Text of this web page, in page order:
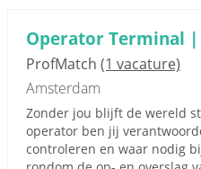
Operator Terminal |
ProfMatch (1 vacature)
Amsterdam
Zonder jou blijft de wereld
operator ben jij
controleren en waar nodig